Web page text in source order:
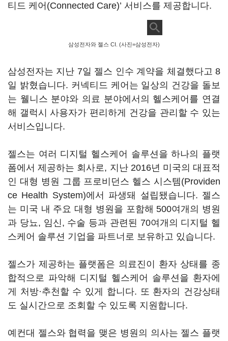
티드 케어(Connected Care)’ 서비스를 제공합니다.
삼성전자와 젤스 CI. (사진=삼성전자)
삼성전자는 지난 7일 젤스 인수 계약을 체결했다고 8
일 밝혔습니다. 커넥티드 케어는 일상의 건강을 돌보
는 웰니스 분야와 의료 분야에서의 헬스케어를 연결
해 갤럭시 사용자가 편리하게 건강을 관리할 수 있는
서비스입니다.
젤스는 여러 디지털 헬스케어 솔루션을 하나의 플랫
폼에서 제공하는 회사로, 지난 2016년 미국의 대표적
인 대형 병원 그룹 프로비던스 헬스 시스템(Providen
ce Health System)에서 파생돼 설립됐습니다. 젤스
는 미국 내 주요 대형 병원을 포함해 500여개의 병원
과 당뇨, 임신, 수술 등과 관련된 70여개의 디지털 헬
스케어 솔루션 기업을 파트너로 보유하고 있습니다.
젤스가 제공하는 플랫폼은 의료진이 환자 상태를 종
합적으로 파악해 디지털 헬스케어 솔루션을 환자에
게 처방·추천할 수 있게 합니다. 또 환자의 건강상태
도 실시간으로 조회할 수 있도록 지원합니다.
예컨대 젤스와 협력을 맺은 병원의 의사는 젤스 플랫